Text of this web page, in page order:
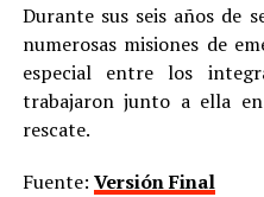
Durante sus seis años de
numerosas misiones de
especial entre los
trabajaron junto a ella
rescate.
Fuente: Versión Final